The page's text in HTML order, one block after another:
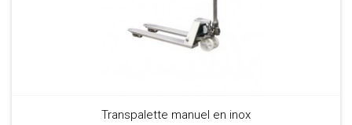
Transpalette manuel en inox